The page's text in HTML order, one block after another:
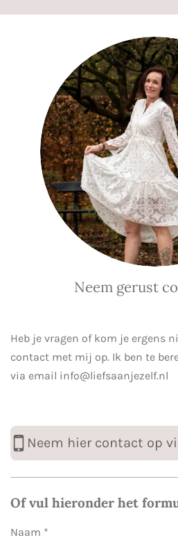
Neem gerust
Heb je vragen of kom je ergens
contact met mij op. Ik ben te
via email info@liefsaanjezelf.nl
Neem hier contact op
Of vul hieronder het
Naam *